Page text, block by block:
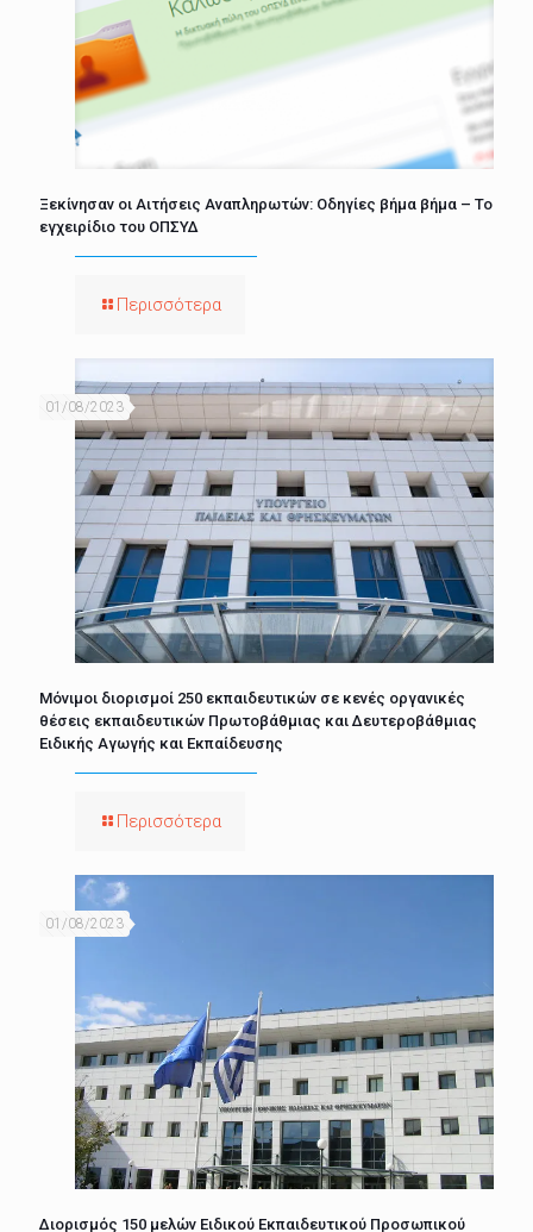
Ξεκίνησαν οι Αιτήσεις Αναπληρωτών: Οδηγίες βήμα βήμα – Το
εγχειρίδιο του ΟΠΣΥΔ
Περισσότερα
01/08/2023
Μόνιμοι διορισμοί 250 εκπαιδευτικών σε κενές οργανικές
θέσεις εκπαιδευτικών Πρωτοβάθμιας και Δευτεροβάθμιας
Ειδικής Αγωγής και Εκπαίδευσης
Περισσότερα
01/08/2023
Διορισμός 150 μελών Ειδικού Εκπαιδευτικού Προσωπικού